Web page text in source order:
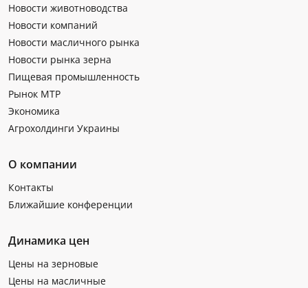
Новости животноводства
Новости компаний
Новости масличного рынка
Новости рынка зерна
Пищевая промышленность
Рынок МТР
Экономика
Агрохолдинги Украины
О компании
Контакты
Ближайшие конференции
Динамика цен
Цены на зерновые
Цены на масличные